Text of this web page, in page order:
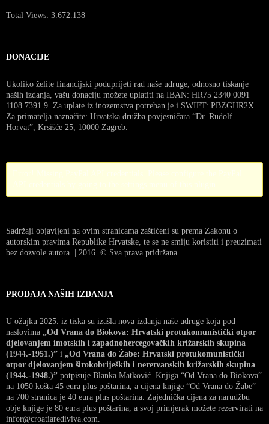
Total Views: 3.672.138
DONACIJE
Ukoliko želite financijski poduprijeti rad naše udruge, odnosno tiskanje
naših izdanja, vašu donaciju možete uplatiti na IBAN: HR75 2340 0091
1108 7391 9. Za uplate iz inozemstva potreban je i SWIFT: PBZGHR2X.
Za primatelja naznačite: Hrvatska družba povjesničara “Dr. Rudolf
Horvat”, Krsišće 25, 10000 Zagreb.
Sadržaji objavljeni na ovim stranicama zaštićeni su prema Zakonu o
autorskim pravima Republike Hrvatske, te se ne smiju koristiti i preuzimati
bez dozvole autora. | 2016. © Sva prava pridržana
PRODAJA NAŠIH IZDANJA
U ožujku 2025. iz tiska su izašla nova izdanja naše udruge koja pod
naslovima „Od Vrana do Biokova: Hrvatski protukomunistički otpor
djelovanjem imotskih i zapadnohercegovačkih križarskih skupina
(1944.-1951.)” i „Od Vrana do Žabe: Hrvatski protukomunistički
otpor djelovanjem širokobrijeških i neretvanskih križarskih skupina
(1944.-1948.)” potpisuje Blanka Matković. Knjiga “Od Vrana do Biokova”
na 1050 košta 45 eura plus poštarina, a cijena knjige “Od Vrana do Žabe”
na 700 stranica je 40 eura plus poštarina. Zajednička cijena za narudžbu
obje knjige je 80 eura plus poštarina, a svoj primjerak možete rezervirati na
infor@croatiarediviva.com.